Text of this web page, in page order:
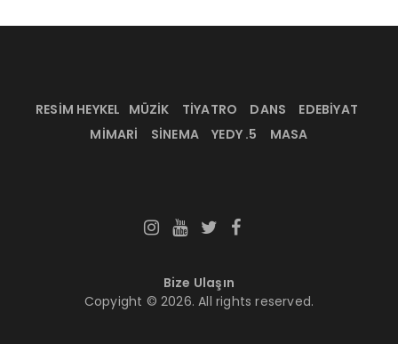
RESİM HEYKEL MÜZİK TİYATRO DANS
EDEBİYAT
MİMARİ
SİNEMA YEDY .5 MASA
Bize Ulaşın
Copyight © 2026. All rights reserved.